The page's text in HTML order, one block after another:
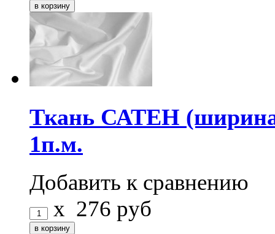
Ткань САТЕН (ширина
1п.м.
Добавить к сравнению
x 276 руб